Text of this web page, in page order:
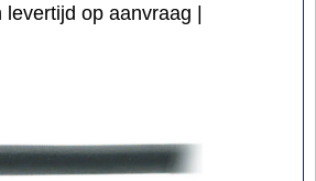
levertijd op aanvraag |